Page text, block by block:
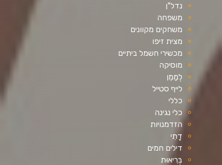
נדל"ן
משפחה
משחקים מקוונים
מצית זיפו
מכשירי חשמל ביתיים
מוסיקה
לְמַמֵן
לייף סטייל
כללי
כלי נגינה
הזדמנויות
דָתִי
דילים חמים
בְּרִיאוּת